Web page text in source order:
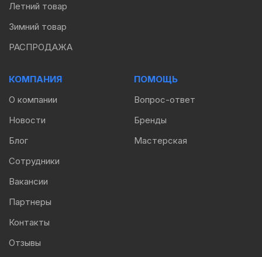
Летний товар
Зимний товар
РАСПРОДАЖА
КОМПАНИЯ
О компании
Новости
Блог
Сотрудники
Вакансии
Партнеры
Контакты
Отзывы
ПОМОЩЬ
Вопрос-ответ
Бренды
Мастерская